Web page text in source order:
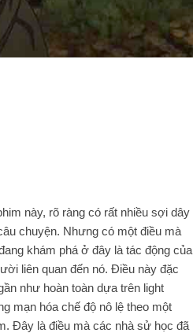
này, rõ ràng có rất nhiều sợi dây
chuyện. Nhưng có một điều mà
khám phá ở đây là tác động của
liên quan đến nó. Điều này đặc
như hoàn toàn dựa trên light
mạn hóa chế độ nô lệ theo một
Đây là điều mà các nhà sử học đã